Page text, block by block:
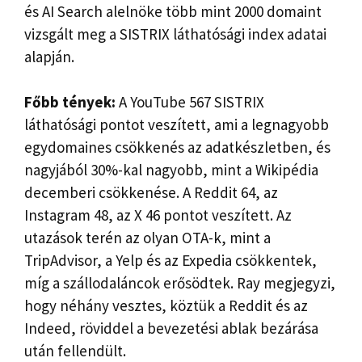
és AI Search alelnöke több mint 2000 domaint
vizsgált meg a SISTRIX láthatósági index adatai
alapján.
Főbb tények: A YouTube 567 SISTRIX
láthatósági pontot veszített, ami a legnagyobb
egydomaines csökkenés az adatkészletben, és
nagyjából 30%-kal nagyobb, mint a Wikipédia
decemberi csökkenése. A Reddit 64, az
Instagram 48, az X 46 pontot veszített. Az
utazások terén az olyan OTA-k, mint a
TripAdvisor, a Yelp és az Expedia csökkentek,
míg a szállodaláncok erősödtek. Ray megjegyzi,
hogy néhány vesztes, köztük a Reddit és az
Indeed, röviddel a bevezetési ablak bezárása
után fellendült.